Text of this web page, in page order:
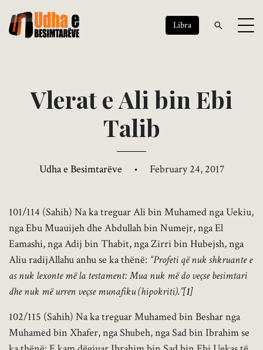
Libra
VlerateAli bin Ebi
Talib
Udha e Besimtarëve • February 24, 2017
101/114 (Sahih) Na ka treguar Ali bin Muhamed nga Uekiu,
nga Ebu Muauijeh dhe Abdullah bin Numejr, nga El
Eamashi, nga Adij bin Thabit, nga Zirri bin Hubejsh, nga
Aliu radijAllahu anhu se ka thënë: “Profeti që nuk shkruante e
as nuk lexonte më la testament: Mua nuk më do veçse besimtari
dhe nuk më urren veçse munafiku (hipokriti).”[1]
102/115 (Sahih) Na ka treguar Muhamed bin Beshar nga
Muhamed bin Xhafer, nga Shubeh, nga Sad bin Ibrahim se